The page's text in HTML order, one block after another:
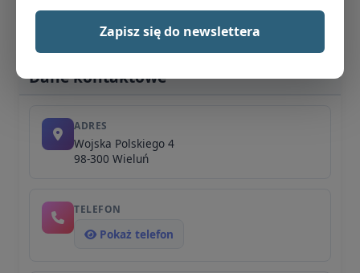
Dane kontaktowe
ADRES
Wojska Polskiego 4
98-300 Wieluń
TELEFON
Pokaż telefon
Zapisz się do newslettera